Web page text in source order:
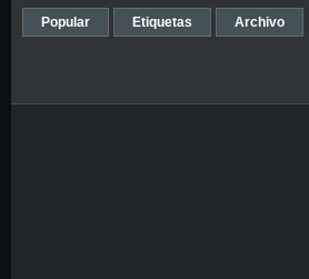
Popular Etiquetas Archivo